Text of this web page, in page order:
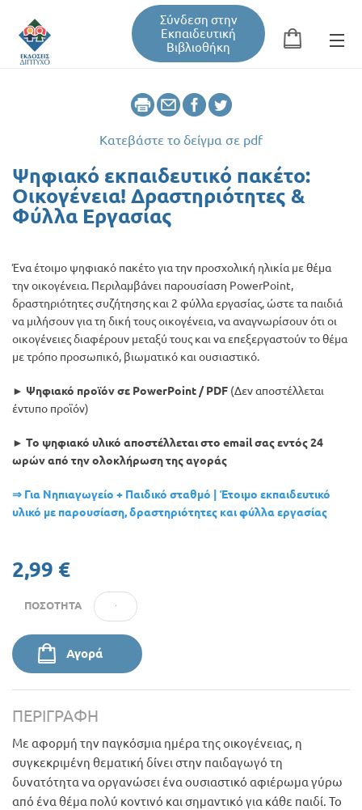
Σύνδεση στην
Εκπαιδευτική
Βιβλιοθήκη
Φόρμα αναζήτησης
Εκπαιδευτική Βιβλιοθήκη
Βιβλία
Σεμινάρια / Συνέδρια
Τεύχη Περιοδικών
Προσφορές
Κατεβάστε το δείγμα σε pdf
Ψηφιακό εκπαιδευτικό πακέτο:
Οικογένεια! Δραστηριότητες &
Φύλλα Εργασίας
Ένα έτοιμο ψηφιακό πακέτο για την προσχολική ηλικία με θέμα
την οικογένεια. Περιλαμβάνει παρουσίαση PowerPoint,
δραστηριότητες συζήτησης και 2 φύλλα εργασίας, ώστε τα παιδιά
να μιλήσουν για τη δική τους οικογένεια, να αναγνωρίσουν ότι οι
οικογένειες διαφέρουν μεταξύ τους και να επεξεργαστούν το θέμα
με τρόπο προσωπικό, βιωματικό και ουσιαστικό.
► Ψηφιακό προϊόν σε PowerPoint / PDF (Δεν αποστέλλεται
έντυπο προϊόν)
► Το ψηφιακό υλικό αποστέλλεται στο email σας εντός 24
ωρών από την ολοκλήρωση της αγοράς
⇒ Για Νηπιαγωγείο + Παιδικό σταθμό | Έτοιμο εκπαιδευτικό
υλικό με παρουσίαση, δραστηριότητες και φύλλα εργασίας
2,99 €
ΠΟΣΌΤΗΤΑ
Αγορά
ΠΕΡΙΓΡΑΦΉ
Με αφορμή την παγκόσμια ημέρα της οικογένειας, η
συγκεκριμένη θεματική δίνει στην παιδαγωγό τη
δυνατότητα να οργανώσει ένα ουσιαστικό αφιέρωμα γύρω
από ένα θέμα πολύ κοντινό και σημαντικό για κάθε παιδί. Το